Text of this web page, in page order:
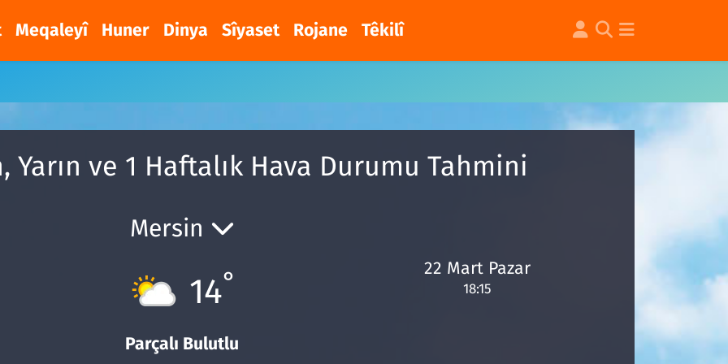
Meqaleyî Huner Dinya Sîyaset Rojane Têkilî
Yarın ve 1 Haftalık Hava Durumu Tahmini
Mersin
14°
Parçalı Bulutlu
22 Mart Pazar
18:15